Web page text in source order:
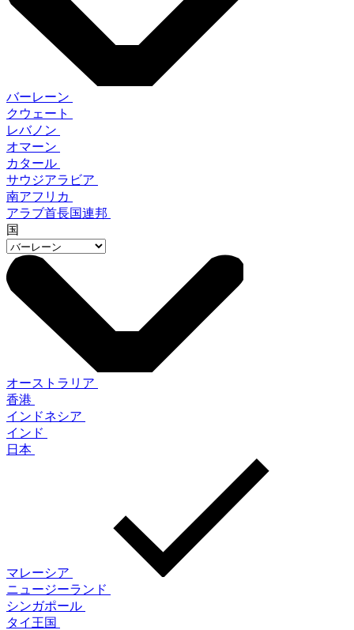
バーレーン
クウェート
レバノン
オマーン
カタール
サウジアラビア
南アフリカ
アラブ首長国連邦
国
オーストラリア
香港
インドネシア
インド
日本
マレーシア
ニュージーランド
シンガポール
タイ王国